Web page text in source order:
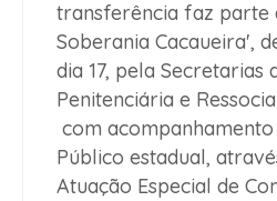
transferência faz parte
Soberania Cacaueira',
dia 17, pela Secretarias
Penitenciária e
com
Público estadual,
Atuação Especial de